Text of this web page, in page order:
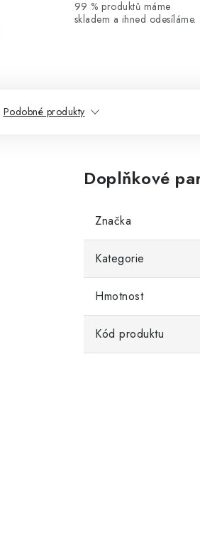
99 % produktů máme
skladem a ihned odesíláme.
Podobné produkty
Doplňkové
Značka
Kategorie
Hmotnost
Kód produktu